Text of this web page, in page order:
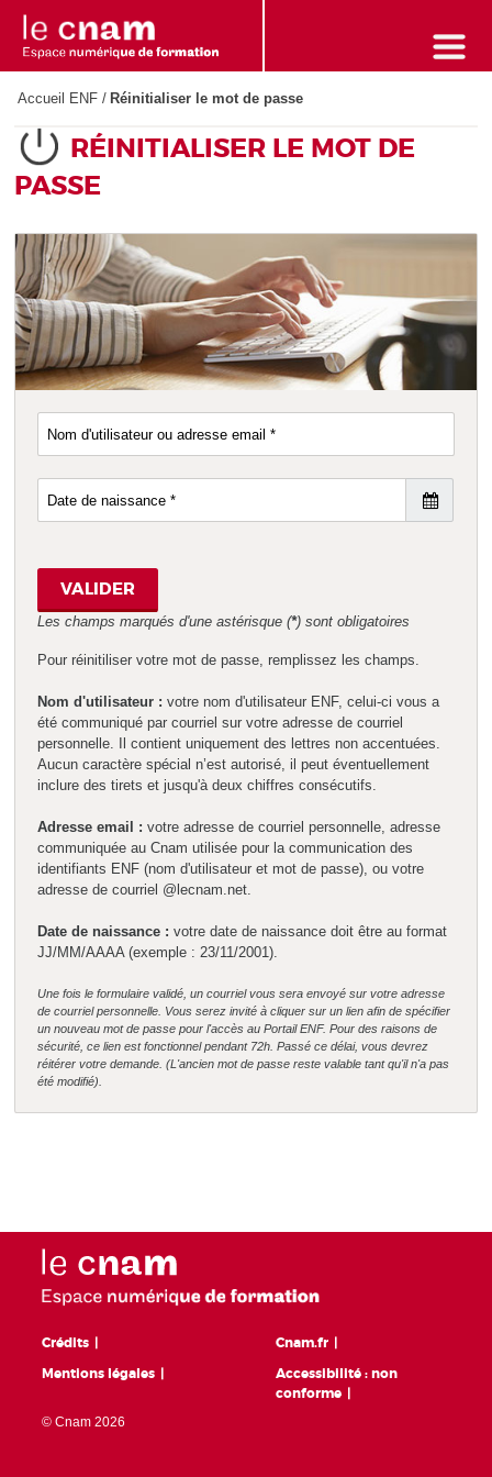
content
Accueil ENF / Réinitialiser le mot de passe
RÉINITIALISER LE MOT DE
PASSE
d'utilisateur
naissance
*
VALIDER
Les champs marqués d'une astérisque (*) sont obligatoires
Pour réinitiliser votre mot de passe, remplissez les champs.
Nom d'utilisateur : votre nom d'utilisateur ENF, celui-ci vous a
été communiqué par courriel sur votre adresse de courriel
personnelle. Il contient uniquement des lettres non accentuées.
Aucun caractère spécial n’est autorisé, il peut éventuellement
inclure des tirets et jusqu'à deux chiffres consécutifs.
Adresse email : votre adresse de courriel personnelle, adresse
communiquée au Cnam utilisée pour la communication des
identifiants ENF (nom d'utilisateur et mot de passe), ou votre
adresse de courriel @lecnam.net.
Date de naissance : votre date de naissance doit être au format
JJ/MM/AAAA (exemple : 23/11/2001).
Une fois le formulaire validé, un courriel vous sera envoyé sur votre adresse
de courriel personnelle. Vous serez invité à cliquer sur un lien afin de spécifier
un nouveau mot de passe pour l'accès au Portail ENF. Pour des raisons de
sécurité, ce lien est fonctionnel pendant 72h. Passé ce délai, vous devrez
réitérer votre demande. (L'ancien mot de passe reste valable tant qu'il n'a pas
été modifié).
Crédits
Mentions légales
Cnam.fr
Accessibilité : non
conforme
© Cnam 2026